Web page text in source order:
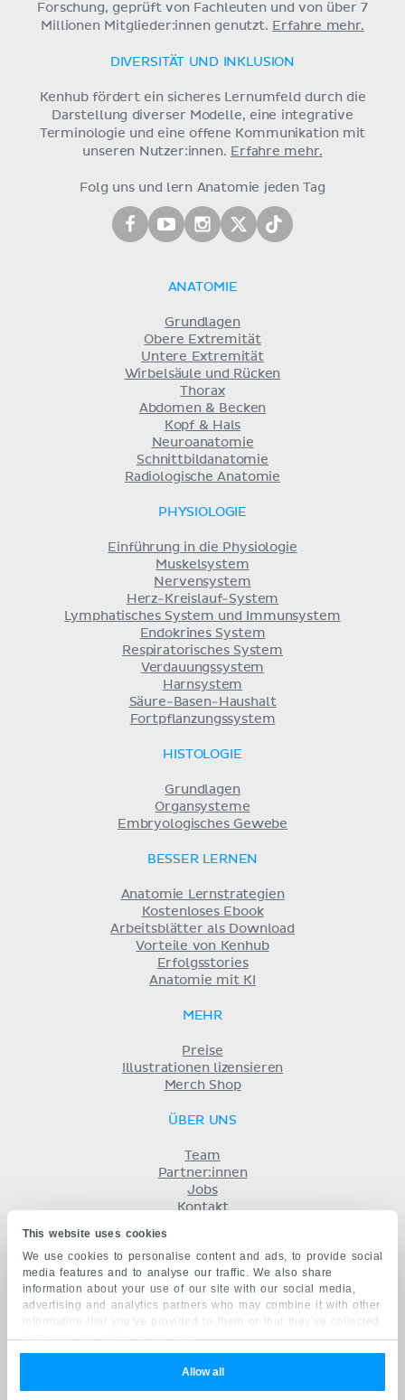
This website uses cookies
We use cookies to personalise content and ads, to provide social
media features and to analyse our traffic. We also share
information about your use of our site with our social media,
advertising and analytics partners who may combine it with other
information that you’ve provided to them or that they’ve collected
from your use of their services.
Allow all
Forschung, geprüft von Fachleuten und von über 7
Millionen Mitglieder:innen genutzt. Erfahre mehr.
DIVERSITÄT UND INKLUSION
Kenhub fördert ein sicheres Lernumfeld durch die
Darstellung diverser Modelle, eine integrative
Terminologie und eine offene Kommunikation mit
unseren Nutzer:innen. Erfahre mehr.
Folg uns und lern Anatomie jeden Tag
ANATOMIE
Grundlagen
Obere Extremität
Untere Extremität
Wirbelsäule und Rücken
Thorax
Abdomen & Becken
Kopf & Hals
Neuroanatomie
Schnittbildanatomie
Radiologische Anatomie
PHYSIOLOGIE
Einführung in die Physiologie
Muskelsystem
Nervensystem
Herz-Kreislauf-System
Lymphatisches System und Immunsystem
Endokrines System
Respiratorisches System
Verdauungssystem
Harnsystem
Säure-Basen-Haushalt
Fortpflanzungssystem
HISTOLOGIE
Grundlagen
Organsysteme
Embryologisches Gewebe
BESSER LERNEN
Anatomie Lernstrategien
Kostenloses Ebook
Arbeitsblätter als Download
Vorteile von Kenhub
Erfolgsstories
Anatomie mit KI
MEHR
Preise
Illustrationen lizensieren
Merch Shop
ÜBER UNS
Team
Partner:innen
Jobs
Kontakt
Geschäftsbedingungen
Datenschutz
KENHUB AUF...
English
русский